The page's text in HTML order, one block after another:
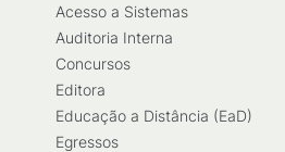
Acesso a Sistemas
Auditoria Interna
Concursos
Editora
Educação a Distância (EaD)
Egressos